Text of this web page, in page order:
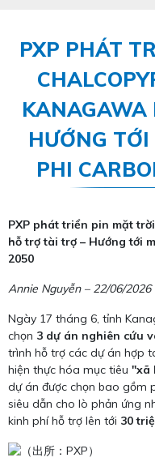
PXP PHÁT
KANAGAWA
HƯỚNG
PHI
PXP phát triển pin mặt
hỗ trợ tài trợ – Hướng tới
2050
Annie Nguyễn – 22/06/2026
Ngày 17 tháng 6, tỉnh
chọn 3 dự án nghiên cứu
trình hỗ trợ các dự án hợp
hiện thực hóa mục tiêu "xã
dự án được chọn bao gồm
siêu dẫn cho lò phản ứng
kinh phí hỗ trợ lên tới 30